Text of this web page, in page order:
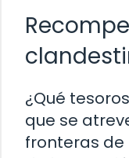
¿Qué
que se
fronteras de